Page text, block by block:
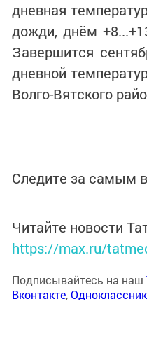
дневная
дожди, днём
Завершится
дневной
Волго-Вятского
Следите за самым
Читайте новости
https://max.ru/
Подписывайтесь на наш
Вконтакте,